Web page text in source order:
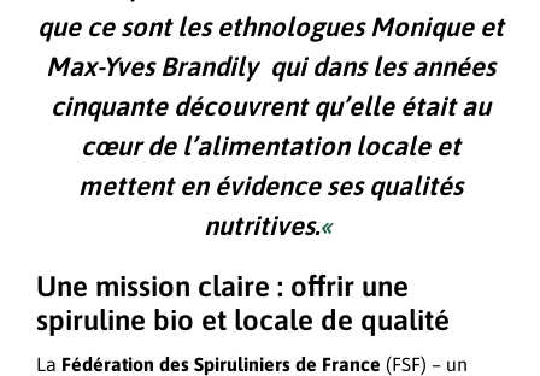
que ce sont les ethnologues Monique et
Max-Yves Brandily qui dans les années
cinquante découvrent qu’elle était au
cœur de l’alimentation locale et
mettent en évidence ses qualités
nutritives.«
Une mission claire : offrir une
spiruline bio et locale de qualité
La Fédération des Spiruliniers de France (FSF) – un